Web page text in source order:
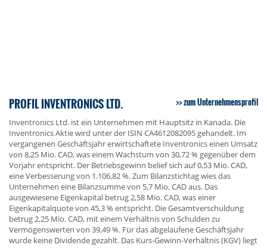
PROFIL INVENTRONICS LTD. zum Unternehmensprofil
Inventronics Ltd. ist ein Unternehmen mit Hauptsitz in Kanada. Die
Inventronics Aktie wird unter der ISIN CA4612082095 gehandelt. Im
vergangenen Geschäftsjahr erwirtschaftete Inventronics einen Umsatz
von 8,25 Mio. CAD, was einem Wachstum von 30,72 % gegenüber dem
Vorjahr entspricht. Der Betriebsgewinn belief sich auf 0,53 Mio. CAD,
eine Verbesserung von 1.106,82 %. Zum Bilanzstichtag wies das
Unternehmen eine Bilanzsumme von 5,7 Mio. CAD aus. Das
ausgewiesene Eigenkapital betrug 2,58 Mio. CAD, was einer
Eigenkapitalquote von 45,3 % entspricht. Die Gesamtverschuldung
betrug 2,25 Mio. CAD, mit einem Verhältnis von Schulden zu
Vermögenswerten von 39,49 %. Für das abgelaufene Geschäftsjahr
wurde keine Dividende gezahlt. Das Kurs-Gewinn-Verhältnis (KGV) liegt